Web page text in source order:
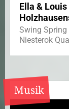
Ella &
Swing
Niesterok
Musik